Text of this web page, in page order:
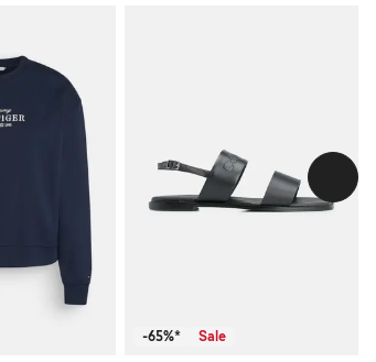
-65%* Sale